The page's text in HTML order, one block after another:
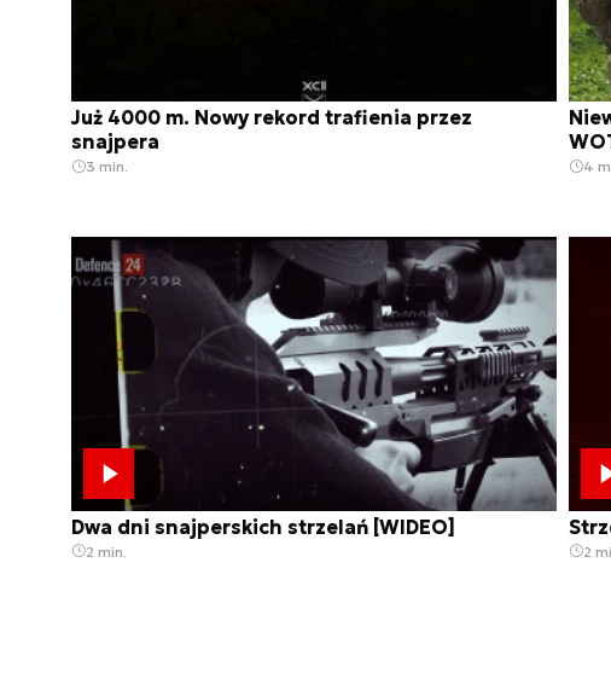
Już 4000 m. Nowy rekord trafienia przez
snajpera
3 min. 4
Dwa dni snajperskich strzelań [WIDEO]
2 min. 2